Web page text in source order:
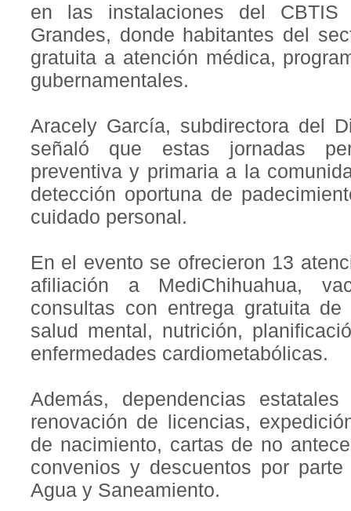
en las instalaciones del
Grandes, donde habitantes del
gratuita a atención médica,
gubernamentales.
Aracely García, subdirectora del
señaló que estas jornadas
preventiva y primaria a la
detección oportuna de
cuidado personal.
En el evento se ofrecieron 13
afiliación a MediChihuahua,
consultas con entrega gratuita
salud mental, nutrición,
enfermedades cardiometabólicas.
Además, dependencias
renovación de licencias,
de nacimiento, cartas de no
convenios y descuentos por
Agua y Saneamiento.